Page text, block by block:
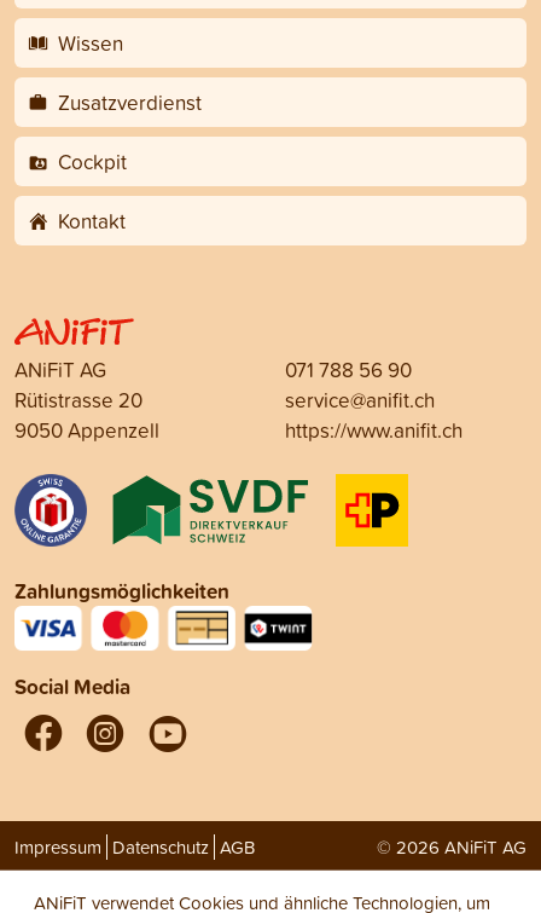
Wissen
Zusatzverdienst
Cockpit
Kontakt
ANiFiT AG
Rütistrasse 20
9050 Appenzell
071 788 56 90
service@anifit.ch
https://www.anifit.ch
Zahlungsmöglichkeiten
Social Media
Impressum Datenschutz AGB © 2026 ANiFiT AG
ANiFiT verwendet Cookies und ähnliche Technologien, um